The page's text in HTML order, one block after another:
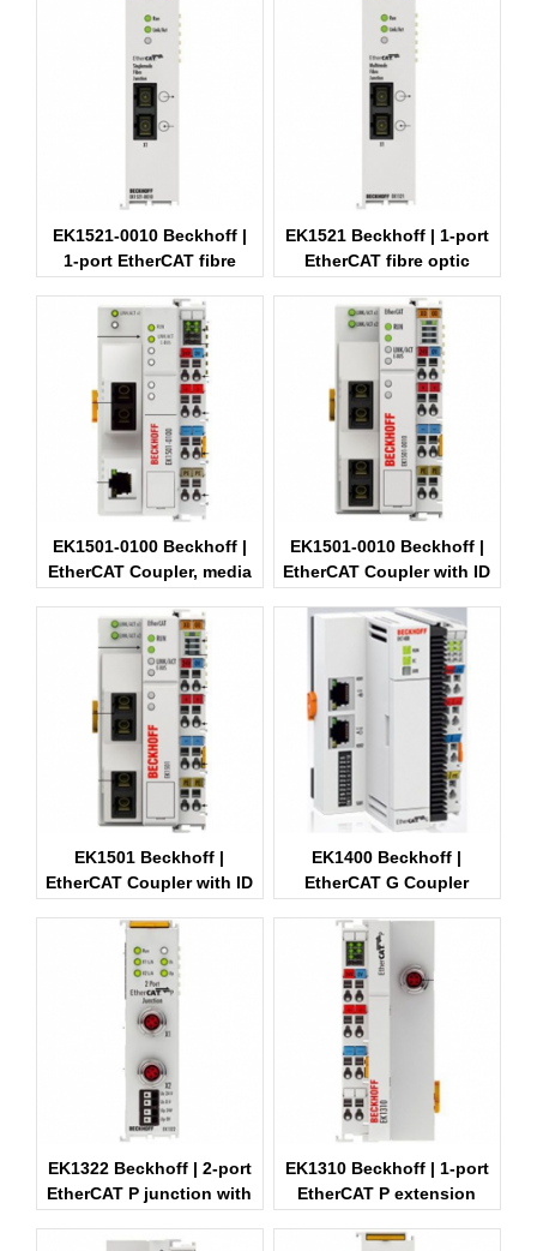
EK1521-0010 Beckhoff |
1-port EtherCAT fibre
EK1521 Beckhoff | 1-port
EtherCAT fibre optic
EK1501-0100 Beckhoff |
EtherCAT Coupler, media
EK1501-0010 Beckhoff |
EtherCAT Coupler with ID
EK1501 Beckhoff |
EtherCAT Coupler with ID
EK1400 Beckhoff |
EtherCAT G Coupler
EK1322 Beckhoff | 2-port
EtherCAT P junction with
EK1310 Beckhoff | 1-port
EtherCAT P extension